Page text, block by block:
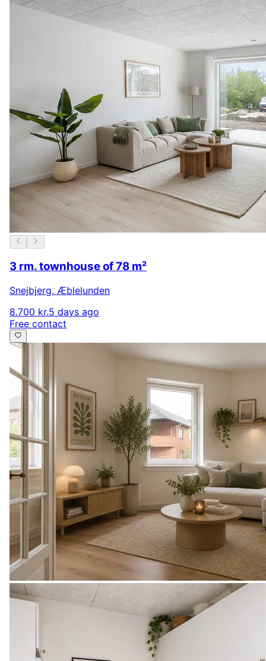
3 rm. townhouse of 78 m²
Snejbjerg, Æblelunden
8.700 kr.5 days ago
Free contact